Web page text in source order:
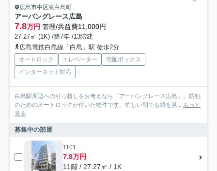
広島市中区東白島町
アーバングレース広島
7.8万円 管理/共益費11,000円
27.27㎡ (1K) /築7年 /13階建
広島電鉄白島線「白島」駅 徒歩2分
オートロック エレベーター
宅配ボックス
インターネット対応
白島駅周辺への引っ越しをお考えなら「アーバングレース広島」。防犯
のためのオートロックが付いた物件です。忙しい朝でも鏡を見...
もっと
見る
募集中の部屋
1101
7.8万円
11階 / 27.27㎡ / 1K